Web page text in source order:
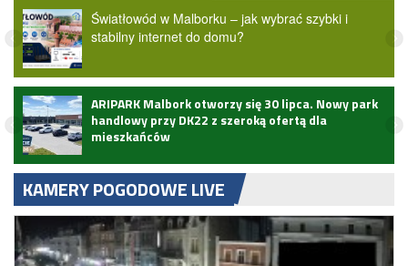
Światłowód w Malborku – jak wybrać szybki i
stabilny internet do domu?
ARIPARK Malbork otworzy się 30 lipca. Nowy park
handlowy przy DK22 z szeroką ofertą dla
mieszkańców
KAMERY POGODOWE LIVE